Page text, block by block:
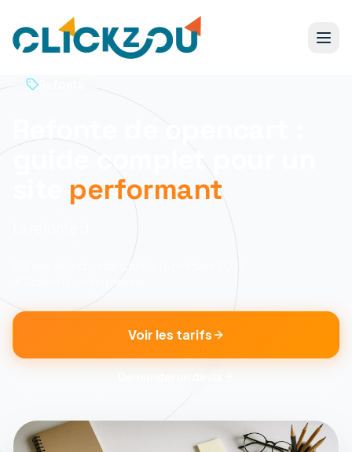
Refonte de opencart :
guide complet pour un
performant
Publié le
Sophie B., entrepreneur
Voir les tarifs